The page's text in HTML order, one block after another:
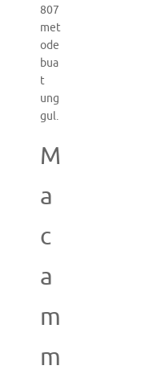
807
met
ode
bua
t
ung
gul.
M
a
c
a
m
m